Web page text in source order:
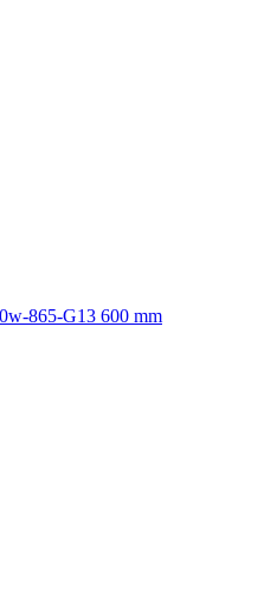
865-G13 600 mm